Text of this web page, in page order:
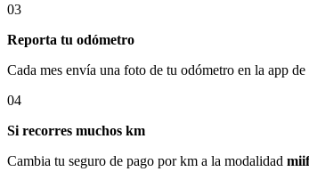
03
Reporta tu odómetro
Cada mes envía una foto de tu odómetro en la app de
04
Si recorres muchos km
Cambia tu seguro de pago por km a la modalidad